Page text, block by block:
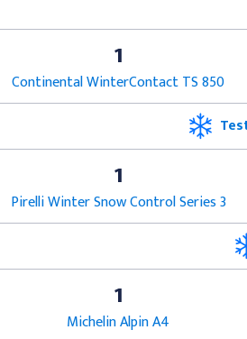
1
Continental WinterContact TS 850
1
Pirelli Winter Snow Control Series 3
1
Michelin Alpin A4